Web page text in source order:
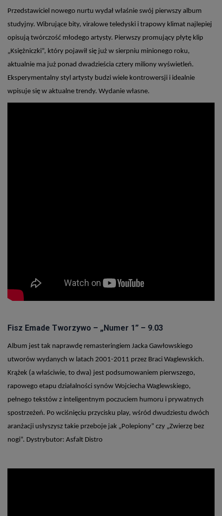
Przedstawiciel nowego nurtu wydał właśnie swój pierwszy album
studyjny. Wibrujące bity, viralowe teledyski i trapowy klimat najlepiej
opisują twórczość młodego artysty. Pierwszy promujący płytę klip
„Księżniczki”, który pojawił się już w sierpniu minionego roku,
aktualnie ma już ponad dwadzieścia cztery miliony wyświetleń.
Eksperymentalny styl artysty budzi wiele kontrowersji i idealnie
wpisuje się w aktualne trendy. Wydanie własne.
Fisz Emade Tworzywo – „Numer 1” – 9.03
Album jest tak naprawdę remasteringiem Jacka Gawłowskiego
utworów wydanych w latach 2001-2011 przez Braci Waglewskich.
Krążek (a właściwie, to dwa) jest podsumowaniem pierwszego,
rapowego etapu działalności synów Wojciecha Waglewskiego,
pełnego tekstów z inteligentnym poczuciem humoru i prywatnych
spostrzeżeń. Po wciśnięciu przycisku play, wśród dwudziestu dwóch
aranżacji usłyszysz takie przeboje jak „Polepiony” czy „Zwierzę bez
nogi”. Dystrybutor: Asfalt Distro